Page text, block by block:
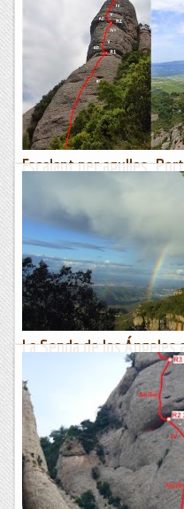
DEL GALAYAR"
15/09/18. Avui el Juan Carlos
Roca Blanca (Baldellou), després
decidim d’anar-hi. També
Joan asín
Escalant per agulles.
Llarg i agulla del
Ressenya del Joan AsínRessenya
el temps que preveien no era
dubtant fins a darrera hora per
Sisbemessanapren
La Senda de los Ángeles
Aquesta via s'ha fet famosa amb el
Ángeles, però en realitat és una
obertes prèviament. Crec que el
Bloc Empotrat